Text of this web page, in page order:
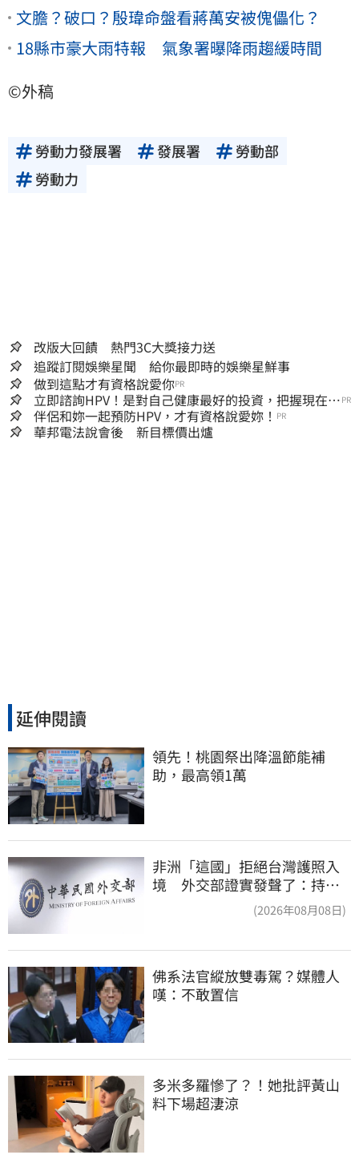
文膽？破口？殷瑋命盤看蔣萬安被傀儡化？
18縣市豪大雨特報 氣象署曝降雨趨緩時間
©外稿
勞動力發展署 發展署
勞動部
勞動力
改版大回饋 熱門3C大獎接力送
追蹤訂閱娛樂星聞 給你最即時的娛樂星鮮事
做到這點才有資格說愛你PR
立即諮詢HPV！是對自己健康最好的投資，把握現在不
嫌晚！
PR
伴侶和妳一起預防HPV，才有資格說愛妳！ PR
華邦電法說會後 新目標價出爐
延伸閱讀
領先！桃園祭出降溫節能補
助，最高領1萬
非洲「這國」拒絕台灣護照入
境 外交部證實發聲了：持續
(2026年08月08日)
佛系法官縱放雙毒駕？媒體人
嘆：不敢置信
多米多羅慘了？！她批評黃山
料下場超淒涼